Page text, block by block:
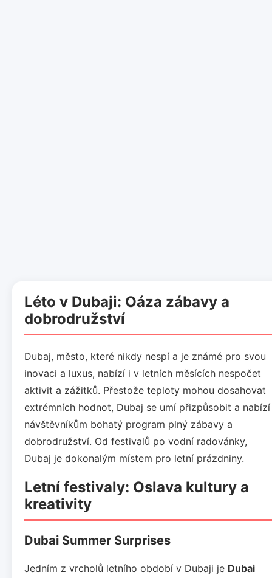
Léto v Dubaji: Oáza zábavy a
dobrodružství
Dubaj, město, které nikdy nespí a je známé pro svou
inovaci a luxus, nabízí i v letních měsících nespočet
aktivit a zážitků. Přestože teploty mohou dosahovat
extrémních hodnot, Dubaj se umí přizpůsobit a nabízí
návštěvníkům bohatý program plný zábavy a
dobrodružství. Od festivalů po vodní radovánky,
Dubaj je dokonalým místem pro letní prázdniny.
Letní festivaly: Oslava kultury a
kreativity
Dubai Summer Surprises
Jedním z vrcholů letního období v Dubaji je Dubai